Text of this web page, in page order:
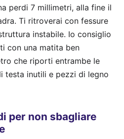
perdi 7 millimetri, alla fine il
Ti ritroverai con fessure
instabile. Io consiglio
con una matita ben
che riporti entrambe le
testa inutili e pezzi di legno
per non sbagliare